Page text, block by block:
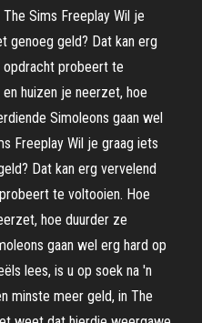
Sims Freeplay Wil je
genoeg geld? Dat kan erg
opdracht probeert te
huizen je neerzet, hoe
Simoleons gaan wel
Freeplay Wil je graag iets
Dat kan erg vervelend
te voltooien. Hoe
hoe duurder ze
gaan wel erg hard op
lees, is u op soek na 'n
minste meer geld, in The